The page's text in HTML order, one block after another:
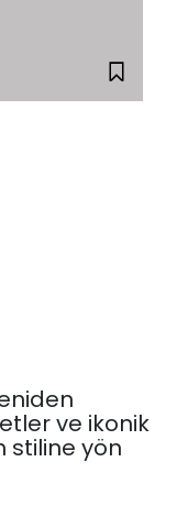
ve ikonik
stiline yön